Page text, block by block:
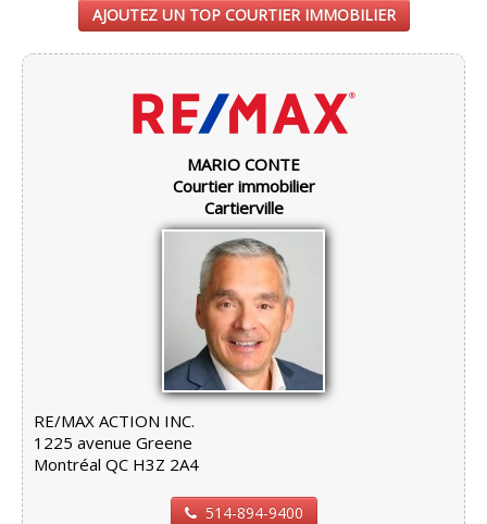
AJOUTEZ UN TOP COURTIER IMMOBILIER
MARIO CONTE
Courtier immobilier
Cartierville
RE/MAX ACTION INC.
1225 avenue Greene
Montréal QC H3Z 2A4
514-894-9400